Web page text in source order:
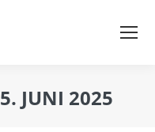
5. JUNI 2025